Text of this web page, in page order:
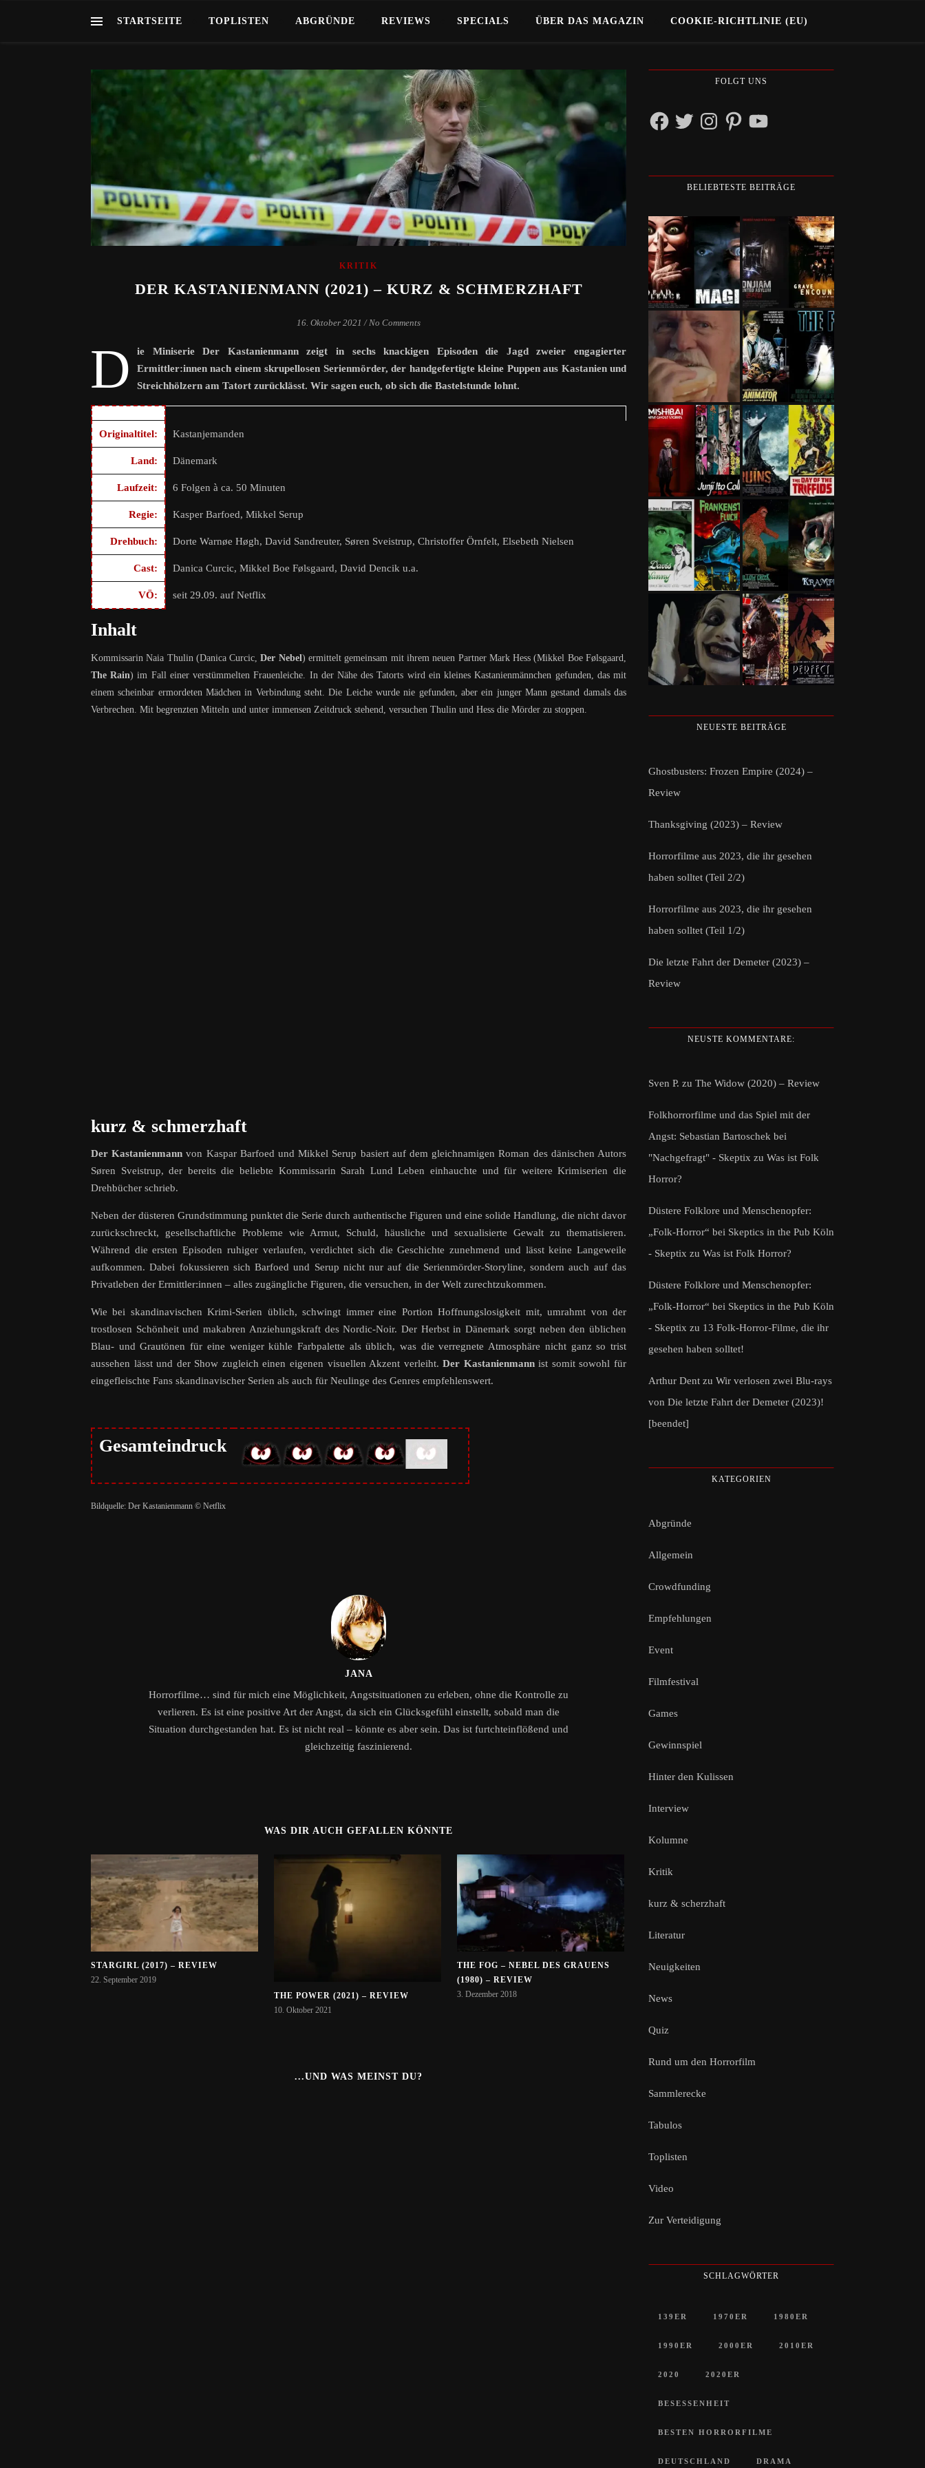
STARTSEITE TOPLISTEN ABGRÜNDE REVIEWS SPECIALS ÜBER DAS MAGAZIN COOKIE-RICHTLINIE (EU)
KRITIK
DER KASTANIENMANN (2021) – KURZ & SCHMERZHAFT
16. Oktober 2021 / No Comments
D
ie Miniserie Der Kastanienmann zeigt in sechs knackigen Episoden die Jagd zweier engagierter
Ermittler:innen nach einem skrupellosen Serienmörder, der handgefertigte kleine Puppen aus Kastanien und
Streichhölzern am Tatort zurücklässt. Wir sagen euch, ob sich die Bastelstunde lohnt.
Originaltitel: Kastanjemanden
Land: Dänemark
Laufzeit: 6 Folgen à ca. 50 Minuten
Regie: Kasper Barfoed, Mikkel Serup
Drehbuch: Dorte Warnøe Høgh, David Sandreuter, Søren Sveistrup, Christoffer Örnfelt, Elsebeth Nielsen
Cast: Danica Curcic, Mikkel Boe Følsgaard, David Dencik u.a.
VÖ: seit 29.09. auf Netflix
Inhalt
Kommissarin Naia Thulin (Danica Curcic,Der Nebel) ermittelt gemeinsam mit ihrem neuen Partner Mark Hess (Mikkel Boe Følsgaard,
The Rain) im Fall einer verstümmelten Frauenleiche. In der Nähe des Tatorts wird ein kleines Kastanienmännchen gefunden, das mit
einem scheinbar ermordeten Mädchen in Verbindung steht. Die Leiche wurde nie gefunden, aber ein junger Mann gestand damals das
Verbrechen. Mit begrenzten Mitteln und unter immensen Zeitdruck stehend, versuchen Thulin und Hess die Mörder zu stoppen.
kurz & schmerzhaft
Der Kastanienmann von Kaspar Barfoed und Mikkel Serup basiert auf dem gleichnamigen Roman des dänischen Autors
Søren Sveistrup, der bereits die beliebte Kommissarin Sarah Lund Leben einhauchte und für weitere Krimiserien die
Drehbücher schrieb.
Neben der düsteren Grundstimmung punktet die Serie durch authentische Figuren und eine solide Handlung, die nicht davor
zurückschreckt, gesellschaftliche Probleme wie Armut, Schuld, häusliche und sexualisierte Gewalt zu thematisieren.
Während die ersten Episoden ruhiger verlaufen, verdichtet sich die Geschichte zunehmend und lässt keine Langeweile
aufkommen. Dabei fokussieren sich Barfoed und Serup nicht nur auf die Serienmörder-Storyline, sondern auch auf das
Privatleben der Ermittler:innen – alles zugängliche Figuren, die versuchen, in der Welt zurechtzukommen.
Wie bei skandinavischen Krimi-Serien üblich, schwingt immer eine Portion Hoffnungslosigkeit mit, umrahmt von der
trostlosen Schönheit und makabren Anziehungskraft des Nordic-Noir. Der Herbst in Dänemark sorgt neben den üblichen
Blau- und Grautönen für eine weniger kühle Farbpalette als üblich, was die verregnete Atmosphäre nicht ganz so trist
aussehen lässt und der Show zugleich einen eigenen visuellen Akzent verleiht.Der Kastanienmannist somit sowohl für
eingefleischte Fans skandinavischer Serien als auch für Neulinge des Genres empfehlenswert.
Gesamteindruck
Bildquelle: Der Kastanienmann © Netflix
JANA
Horrorfilme… sind für mich eine Möglichkeit, Angstsituationen zu erleben, ohne die Kontrolle zu
verlieren. Es ist eine positive Art der Angst, da sich ein Glücksgefühl einstellt, sobald man die
Situation durchgestanden hat. Es ist nicht real – könnte es aber sein. Das ist furtchteinflößend und
gleichzeitig faszinierend.
WAS DIR AUCH GEFALLEN KÖNNTE
STARGIRL (2017) – REVIEW
22. September 2019
THE POWER (2021) – REVIEW
10. Oktober 2021
THE FOG – NEBEL DES GRAUENS
(1980) – REVIEW
3. Dezember 2018
...UND WAS MEINST DU?
FOLGT UNS
FacebookTwitterInstagramPinterestYouTube
BELIEBTESTE BEITRÄGE
NEUESTE BEITRÄGE
Ghostbusters: Frozen Empire (2024) –
Review
Thanksgiving (2023) – Review
Horrorfilme aus 2023, die ihr gesehen
haben solltet (Teil 2/2)
Horrorfilme aus 2023, die ihr gesehen
haben solltet (Teil 1/2)
Die letzte Fahrt der Demeter (2023) –
Review
NEUSTE KOMMENTARE:
Sven P. zu The Widow (2020) – Review
Folkhorrorfilme und das Spiel mit der
Angst: Sebastian Bartoschek bei
"Nachgefragt" - Skeptix zu Was ist Folk
Horror?
Düstere Folklore und Menschenopfer:
„Folk-Horror“ bei Skeptics in the Pub Köln
- Skeptix zu Was ist Folk Horror?
Düstere Folklore und Menschenopfer:
„Folk-Horror“ bei Skeptics in the Pub Köln
- Skeptix zu 13 Folk-Horror-Filme, die ihr
gesehen haben solltet!
Arthur Dent zu Wir verlosen zwei Blu-rays
von Die letzte Fahrt der Demeter (2023)!
[beendet]
KATEGORIEN
Abgründe
Allgemein
Crowdfunding
Empfehlungen
Event
Filmfestival
Games
Gewinnspiel
Hinter den Kulissen
Interview
Kolumne
Kritik
kurz & scherzhaft
Literatur
Neuigkeiten
News
Quiz
Rund um den Horrorfilm
Sammlerecke
Tabulos
Toplisten
Video
Zur Verteidigung
SCHLAGWÖRTER
139ER 1970ER 1980ER
1990ER 2000ER 2010ER
2020 2020ER
BESESSENHEIT
BESTEN HORRORFILME
DEUTSCHLAND DRAMA